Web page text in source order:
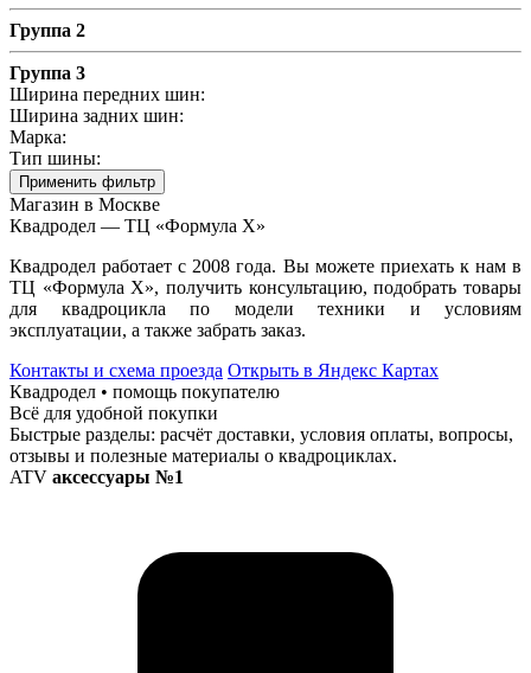
Группа 2
Группа 3
Ширина передних шин:
Ширина задних шин:
Марка:
Тип шины:
Применить фильтр
Магазин в Москве
Квадродел — ТЦ «Формула Х»
Квадродел работает с 2008 года. Вы можете приехать к нам в
ТЦ «Формула Х», получить консультацию, подобрать товары
для квадроцикла по модели техники и условиям
эксплуатации, а также забрать заказ.
Контакты и схема проезда Открыть в Яндекс Картах
Квадродел • помощь покупателю
Всё для удобной покупки
Быстрые разделы: расчёт доставки, условия оплаты, вопросы,
отзывы и полезные материалы о квадроциклах.
ATV аксессуары №1